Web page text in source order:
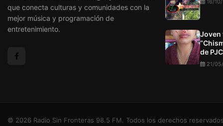
que conecta culturas y comunidades con la
mejor música y programación de
entretenimiento.
16/
Joven
de PJC
21/
© 2026 Radio Sin Fronteras 98.5 FM. Todos los derechos